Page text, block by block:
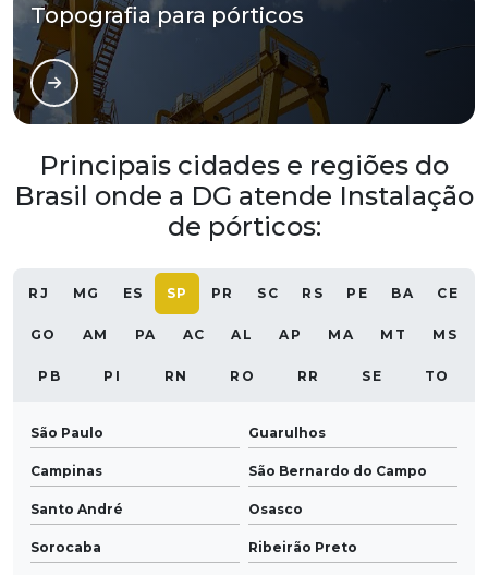
Topografia para pórticos
Principais cidades e regiões do
Brasil onde a DG atende Instalação
de pórticos:
RJ MG ES SP PR SC RS PE BA CE
GO AM PA AC AL AP MA MT MS
PB PI RN RO RR SE TO
São Paulo Guarulhos
Campinas São Bernardo do Campo
Santo André Osasco
Sorocaba Ribeirão Preto